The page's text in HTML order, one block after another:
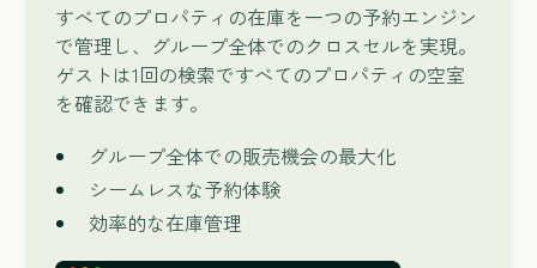
すべてのプロパティの在庫を一つの予約エンジン
で管理し、グループ全体でのクロスセルを実現。
ゲストは1回の検索ですべてのプロパティの空室
を確認できます。
グループ全体での販売機会の最大化
シームレスな予約体験
効率的な在庫管理